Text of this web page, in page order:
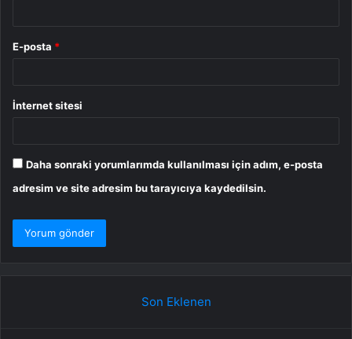
E-posta *
İnternet sitesi
Daha sonraki yorumlarımda kullanılması için adım, e-posta
adresim ve site adresim bu tarayıcıya kaydedilsin.
Son Eklenen